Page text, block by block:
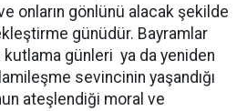
onların gönlünü alacak şekilde
günüdür. Bayramlar
günleri ya da yeniden
sevincinin yaşandığı
ateşlendiği moral ve